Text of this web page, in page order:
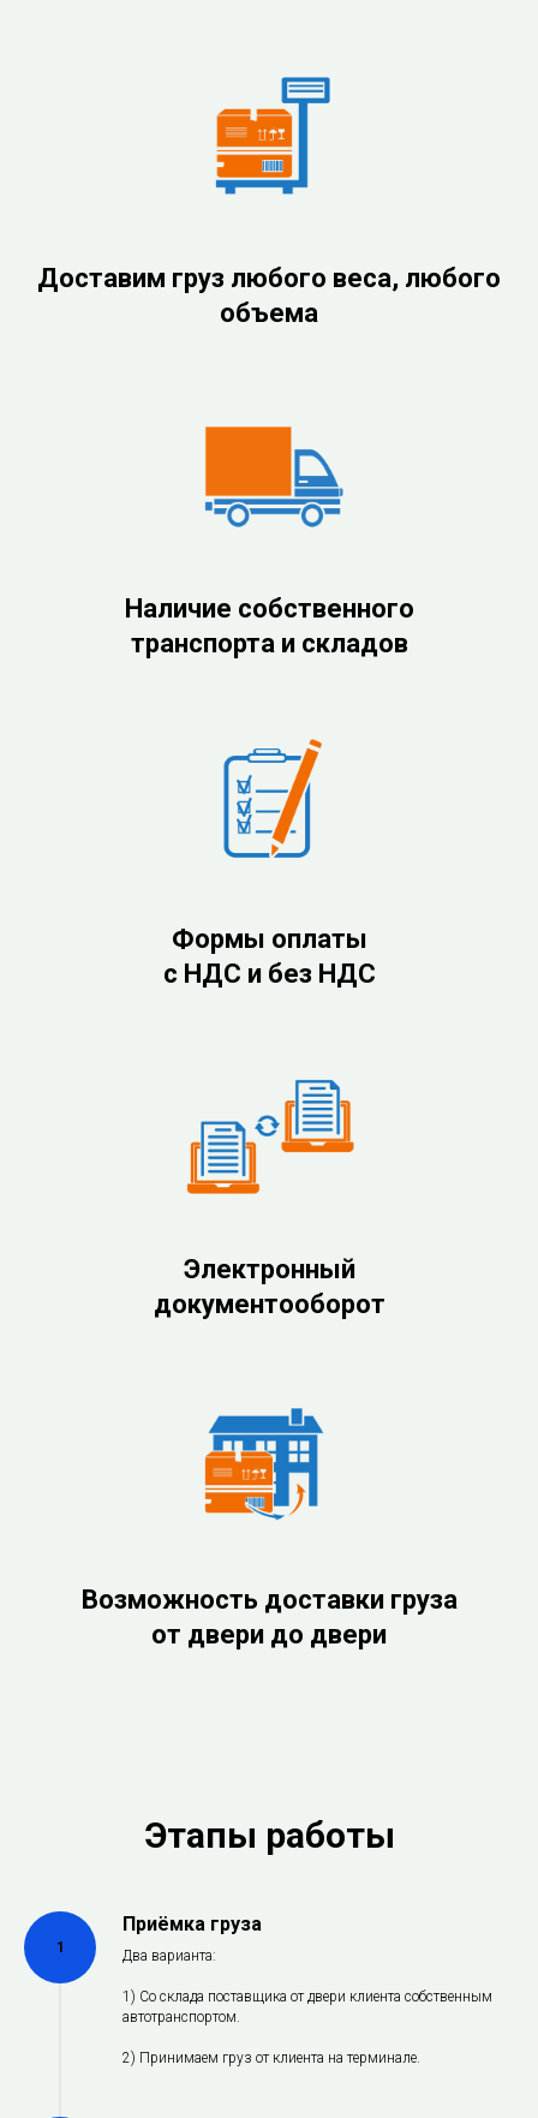
Доставим груз любого веса, любого
объема
Наличие собственного
транспорта и складов
Формы оплаты
с НДС и без НДС
Электронный
документооборот
Возможность доставки груза
от двери до двери
Этапы работы
1
Приёмка груза
Два варианта:
1) Со склада поставщика от двери клиента собственным
автотранспортом.
2) Принимаем груз от клиента на терминале.